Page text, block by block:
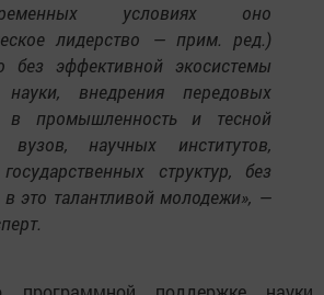
условиях оно
лидерство — прим. ред.)
без эффективной экосистемы
науки, внедрения передовых
в промышленность и тесной
вузов, научных институтов,
структур, без
в это талантливой молодежи», —